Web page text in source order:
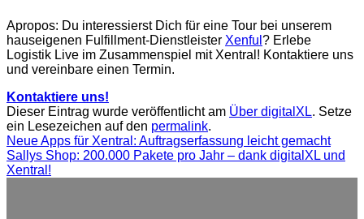
Apropos: Du interessierst Dich für eine Tour bei unserem
hauseigenen Fulfillment-Dienstleister Xenful ? Erlebe
Logistik Live im Zusammenspiel mit Xentral! Kontaktiere uns
und vereinbare einen Termin.
Kontaktiere uns!
Dieser Eintrag wurde veröffentlicht am Über digitalXL. Setze
ein Lesezeichen auf den permalink.
Neue Apps für Xentral: Auftragserfassung leicht gemacht
Sallys Shop: 200.000 Pakete pro Jahr – dank digitalXL und
Xentral!